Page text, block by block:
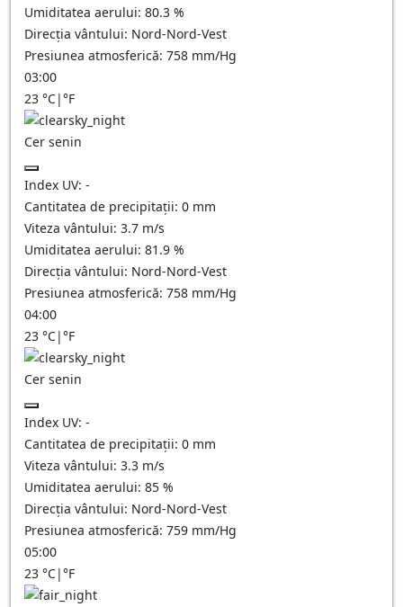
Umiditatea aerului: 80.3 %
Direcția vântului: Nord-Nord-Vest
Presiunea atmosferică: 758 mm/Hg
03:00
23 °C|°F
Cer senin
Index UV: -
Cantitatea de precipitații: 0 mm
Viteza vântului: 3.7 m/s
Umiditatea aerului: 81.9 %
Direcția vântului: Nord-Nord-Vest
Presiunea atmosferică: 758 mm/Hg
04:00
23 °C|°F
Cer senin
Index UV: -
Cantitatea de precipitații: 0 mm
Viteza vântului: 3.3 m/s
Umiditatea aerului: 85 %
Direcția vântului: Nord-Nord-Vest
Presiunea atmosferică: 759 mm/Hg
05:00
23 °C|°F